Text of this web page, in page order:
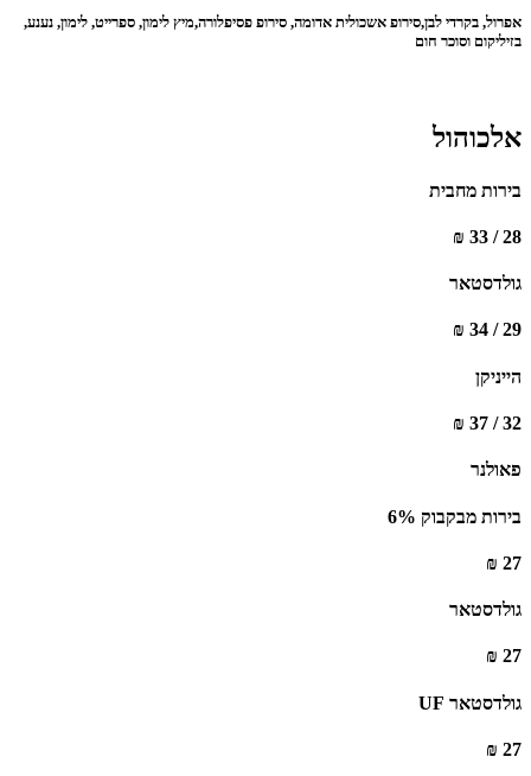
אפרול, בקרדי לבן,סירופ אשכולית אדומה, סירופ פסיפלורה,‏מיץ לימון, ספרייט, לימון, נענע,
בזיליקום וסוכר חום ‏
אלכוהול
בירות מחבית
28 / 33 ₪
גולדסטאר
29 / 34 ₪
הייניקן
32 / 37 ₪
פאולנר
בירות מבקבוק 6%
27 ₪
גולדסטאר
27 ₪
גולדסטאר UF
27 ₪